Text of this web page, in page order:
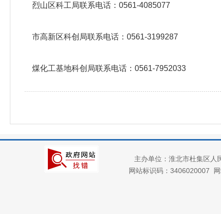
烈山区科工局联系电话：0561-4085077
市高新区科创局联系电话：0561-3199287
煤化工基地科创局联系电话：0561-7952033
主办单位：淮北市杜集区
网站标识码：3406020007